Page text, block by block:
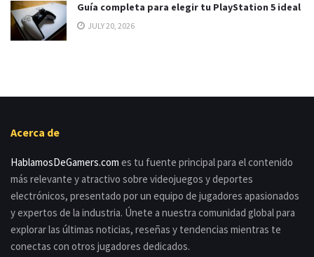
Guía completa para elegir tu PlayStation 5 ideal
JULY 20, 2026
Acerca de
HablamosDeGamers.com es tu fuente principal para el contenido
más relevante y atractivo sobre videojuegos y deportes
electrónicos, presentado por un equipo de jugadores apasionados
y expertos de la industria. Únete a nuestra comunidad global para
explorar las últimas noticias, reseñas y tendencias mientras te
conectas con otros jugadores dedicados.